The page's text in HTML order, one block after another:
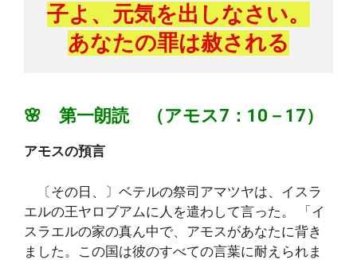
子よ、元気を出しなさい。
あなたの罪は赦される
🌸 第一朗読 （アモス7：10－17）
アモスの預言
〔その日、〕ベテルの祭司アマツヤは、イスラ
エルの王ヤロブアムに人を遣わして言った。 「イ
スラエルの家の真ん中で、アモスがあなたに背き
ました。この国は彼のすべての言葉に耐えられま